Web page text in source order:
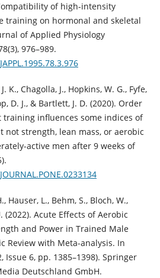
of high-intensity
training on hormonal and skeletal
of Applied Physiology
976–989.
K., Chagolla, J., Hopkins, W. G., Fyfe,
D. J., & Bartlett, J. D. (2020). Order
training influences some indices of
not strength, lean mass, or aerobic
active men after 9 weeks of
Hauser, L., Behm, S., Bloch, W.,
(2022). Acute Effects of Aerobic
and Power in Trained Male
Review with Meta-analysis. In
Issue 6, pp. 1385–1398). Springer
Deutschland GmbH.